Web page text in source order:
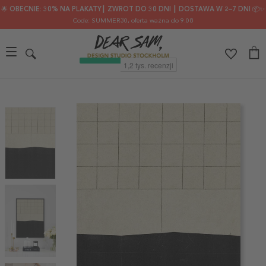
🌟 OBECNIE: 30% NA PLAKATY┃ ZWROT DO 30 DNI ┃ DOSTAWA W 2–7 DNI 📦✨
Code: SUMMER30, oferta ważna do 9.08